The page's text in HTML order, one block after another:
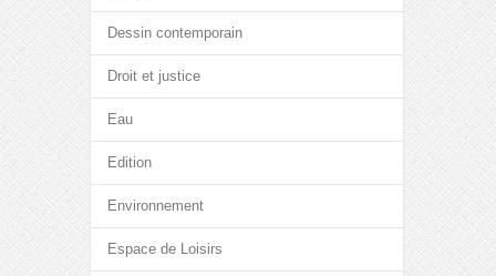
Dessin contemporain
Droit et justice
Eau
Edition
Environnement
Espace de Loisirs